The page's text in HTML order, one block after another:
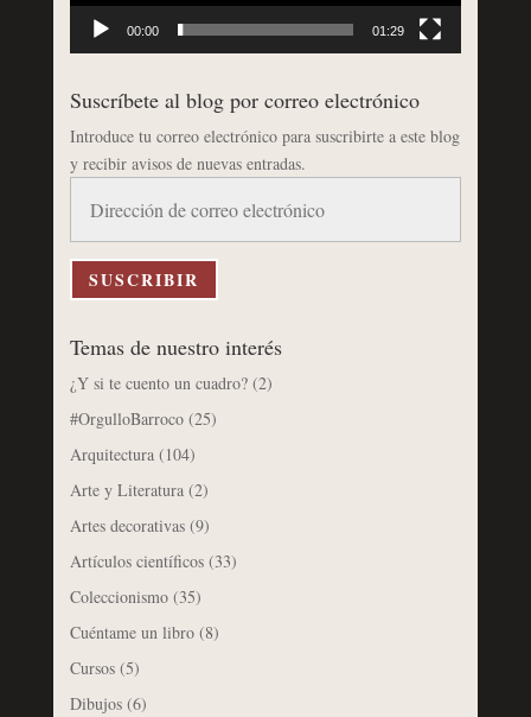
00:00 01:29
Suscríbete al blog por correo electrónico
Introduce tu correo electrónico para suscribirte a este blog
y recibir avisos de nuevas entradas.
correo
electrónico
SUSCRIBIR
Temas de nuestro interés
¿Y si te cuento un cuadro?(2)
#OrgulloBarroco(25)
Arquitectura(104)
Arte y Literatura(2)
Artes decorativas(9)
Artículos científicos(33)
Coleccionismo(35)
Cuéntame un libro(8)
Cursos(5)
Dibujos(6)